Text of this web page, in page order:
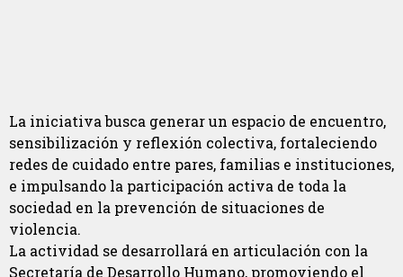
La iniciativa busca generar un espacio de encuentro,
sensibilización y reflexión colectiva, fortaleciendo
redes de cuidado entre pares, familias e instituciones,
e impulsando la participación activa de toda la
sociedad en la prevención de situaciones de
violencia.
La actividad se desarrollará en articulación con la
Secretaría de Desarrollo Humano, promoviendo el